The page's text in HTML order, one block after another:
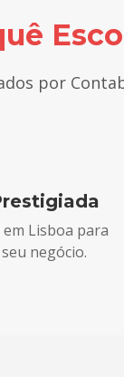
por
Lisboa para
negócio.